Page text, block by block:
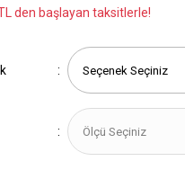
den başlayan taksitlerle!